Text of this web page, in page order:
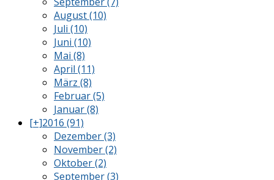
August (10)
Juli (10)
Juni (10)
Mai (8)
April (11)
März (8)
Februar (5)
Januar (8)
[+]2016 (91)
Dezember (3)
November (2)
Oktober (2)
September (3)